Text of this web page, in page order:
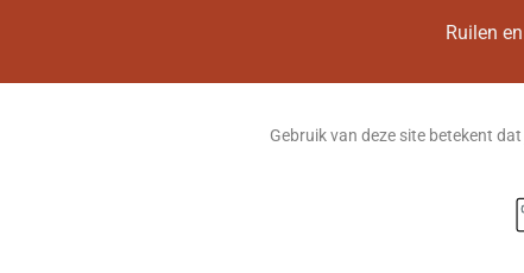
Ruilen
Gebruik van deze site betekent dat